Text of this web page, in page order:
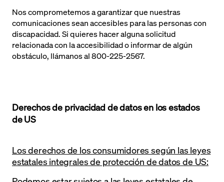
Nos comprometemos a garantizar que nuestras
comunicaciones sean accesibles para las personas con
discapacidad. Si quieres hacer alguna solicitud
relacionada con la accesibilidad o informar de algún
obstáculo, llámanos al 800‑225‑2567.
Derechos de privacidad de datos en los estados
de US
Los derechos de los consumidores según las leyes
estatales integrales de protección de datos de US: